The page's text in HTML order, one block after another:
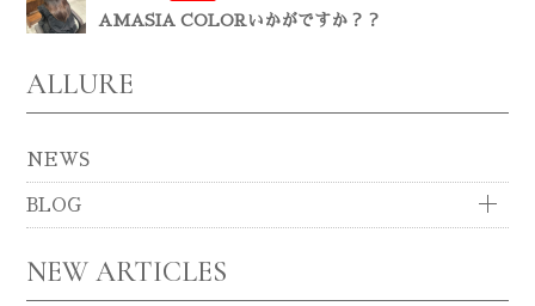
AMASIA COLORいかがですか？？
ALLURE
NEWS
BLOG
NEW ARTICLES